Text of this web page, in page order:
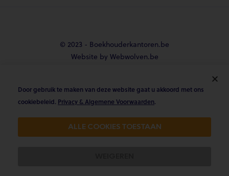
© 2023 - Boekhouderkantoren.be
Website by Webwolven.be
  
Gemiddelde klantbeoordeling
4.8/5 op Trustpilot & 4.9/5 op google
Door gebruik te maken van deze website gaat u akkoord met ons
cookiebeleid. Privacy & Algemene Voorwaarden.
ALLE COOKIES TOESTAAN